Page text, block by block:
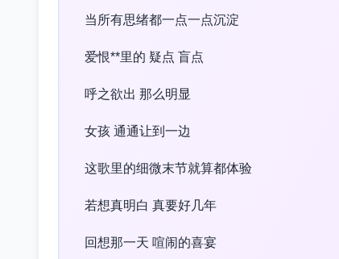
当所有思绪都一点一点沉淀
爱恨**里的 疑点 盲点
呼之欲出 那么明显
女孩 通通让到一边
这歌里的细微末节就算都体验
若想真明白 真要好几年
回想那一天 喧闹的喜宴